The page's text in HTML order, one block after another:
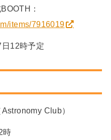
：
items/7916019
12時予定
Club）
時